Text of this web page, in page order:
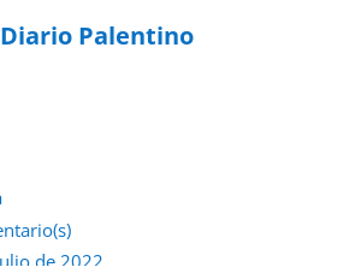
Diario Palentino
de 2022